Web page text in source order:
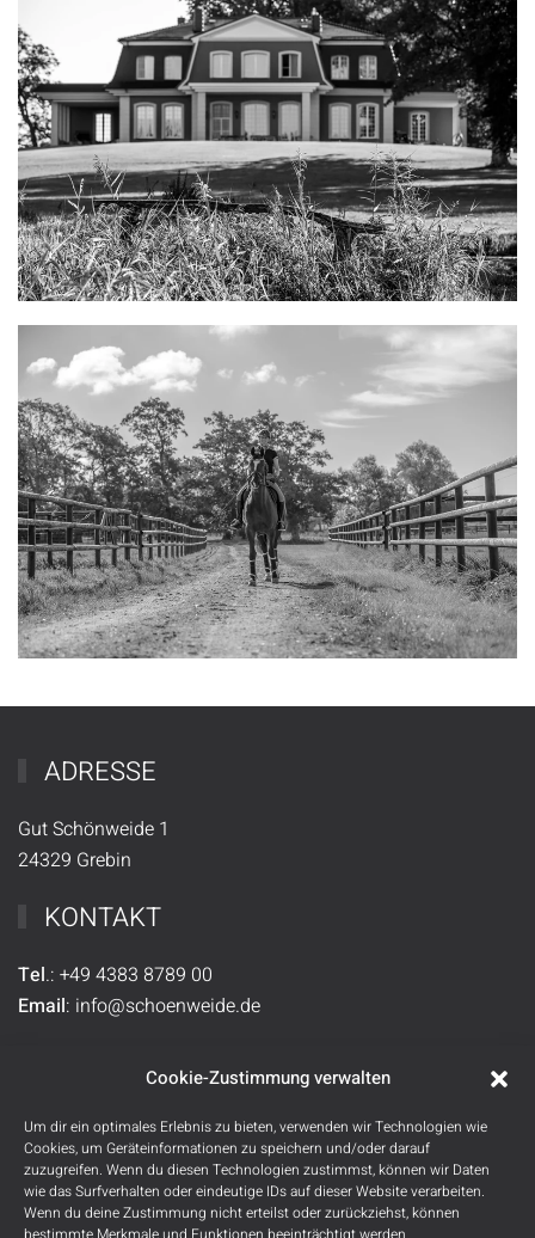
Cookie-Zustimmung verwalten
Um dir ein optimales Erlebnis zu bieten, verwenden wir Technologien wie
Cookies, um Geräteinformationen zu speichern und/oder darauf
zuzugreifen. Wenn du diesen Technologien zustimmst, können wir Daten
wie das Surfverhalten oder eindeutige IDs auf dieser Website verarbeiten.
Wenn du deine Zustimmung nicht erteilst oder zurückziehst, können
ADRESSE
Gut Schönweide 1
24329 Grebin
KONTAKT
Tel.: +49 4383 8789 00
Email: info@schoenweide.de
SOCIAL MEDIA